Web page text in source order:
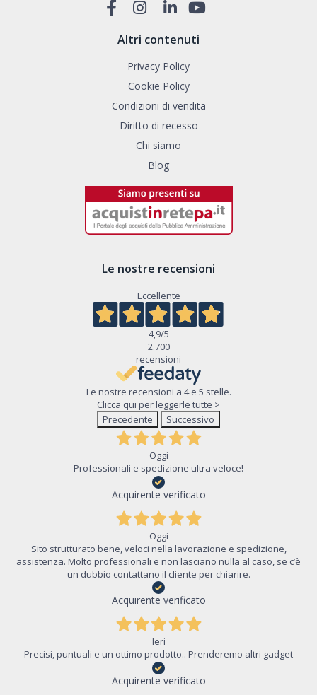
Altri contenuti
Privacy Policy
Cookie Policy
Condizioni di vendita
Diritto di recesso
Chi siamo
Blog
Le nostre recensioni
Eccellente
4,9/5
2.700
recensioni
Le nostre recensioni a 4 e 5 stelle.
Clicca qui per leggerle tutte >
Precedente
Successivo
Oggi
Professionali e spedizione ultra veloce!
Acquirente verificato
Oggi
Sito strutturato bene, veloci nella lavorazione e spedizione,
assistenza. Molto professionali e non lasciano nulla al caso, se c’è
un dubbio contattano il cliente per chiarire.
Acquirente verificato
Ieri
Precisi, puntuali e un ottimo prodotto.. Prenderemo altri gadget
Acquirente verificato